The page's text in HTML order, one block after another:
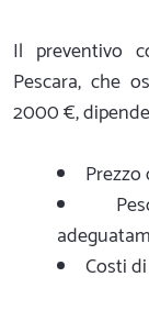
Il preventivo
Pescara, che
2000 €,
Costi